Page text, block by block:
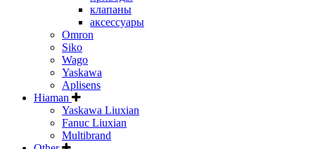
клапаны
аксессуары
Omron
Siko
Wago
Yaskawa
Aplisens
Hiaman
Yaskawa Liuxian
Fanuc Liuxian
Multibrand